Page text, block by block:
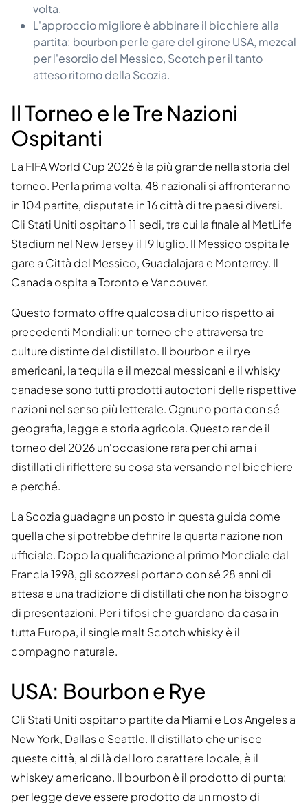
volta.
L'approccio migliore è abbinare il bicchiere alla
partita: bourbon per le gare del girone USA, mezcal
per l'esordio del Messico, Scotch per il tanto
atteso ritorno della Scozia.
Il Torneo e le Tre Nazioni
Ospitanti
La FIFA World Cup 2026 è la più grande nella storia del
torneo. Per la prima volta, 48 nazionali si affronteranno
in 104 partite, disputate in 16 città di tre paesi diversi.
Gli Stati Uniti ospitano 11 sedi, tra cui la finale al MetLife
Stadium nel New Jersey il 19 luglio. Il Messico ospita le
gare a Città del Messico, Guadalajara e Monterrey. Il
Canada ospita a Toronto e Vancouver.
Questo formato offre qualcosa di unico rispetto ai
precedenti Mondiali: un torneo che attraversa tre
culture distinte del distillato. Il bourbon e il rye
americani, la tequila e il mezcal messicani e il whisky
canadese sono tutti prodotti autoctoni delle rispettive
nazioni nel senso più letterale. Ognuno porta con sé
geografia, legge e storia agricola. Questo rende il
torneo del 2026 un'occasione rara per chi ama i
distillati di riflettere su cosa sta versando nel bicchiere
e perché.
La Scozia guadagna un posto in questa guida come
quella che si potrebbe definire la quarta nazione non
ufficiale. Dopo la qualificazione al primo Mondiale dal
Francia 1998, gli scozzesi portano con sé 28 anni di
attesa e una tradizione di distillati che non ha bisogno
di presentazioni. Per i tifosi che guardano da casa in
tutta Europa, il single malt Scotch whisky è il
compagno naturale.
USA: Bourbon e Rye
Gli Stati Uniti ospitano partite da Miami e Los Angeles a
New York, Dallas e Seattle. Il distillato che unisce
queste città, al di là del loro carattere locale, è il
whiskey americano. Il bourbon è il prodotto di punta:
per legge deve essere prodotto da un mosto di